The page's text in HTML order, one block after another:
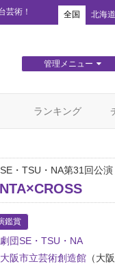
芸術！ 全国 北海道
管理メニュー
ランキング
・TSU・NA第31回公演
鑑賞
劇団SE・TSU・NA
大阪市立芸術創造館 （大